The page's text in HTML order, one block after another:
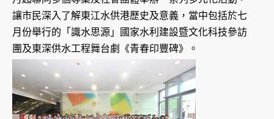
讓市民深入了解東江水供港歷史及意義，當中包括於七
月份舉行的「識水思源」國家水利建設暨文化科技參訪
團及東深供水工程舞台劇《青春印豐碑》。